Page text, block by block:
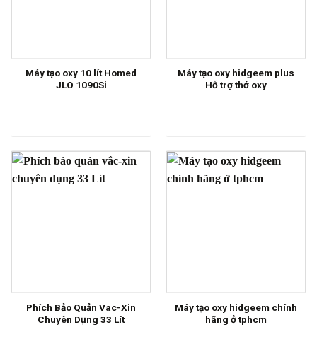
Máy tạo oxy 10 lít Homed
JLO 1090Si
Máy tạo oxy hidgeem plus
Hỗ trợ thở oxy
Phích Bảo Quản Vac-Xin
Chuyên Dụng 33 Lít
Máy tạo oxy hidgeem chính
hãng ở tphcm